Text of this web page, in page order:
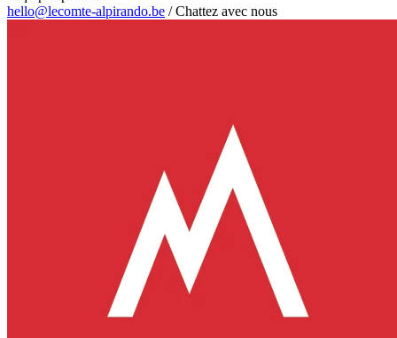
hello@lecomte-alpirando.be /Chattez avec nous